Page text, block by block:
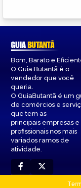
GUIABUTANTÃ
Bom, Barato e
O Guia Butantã é o
vendedor que você
queria.
O GuiaButantã é um
de comércios e
que tem as
principais empresas e
profissionais nos mais
variados ramos de
atividade.